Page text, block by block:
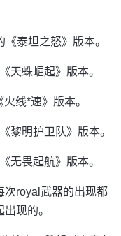
泰坦之怒》版本。
天蛛崛起》版本。
线*速》版本。
黎明护卫队》版本。
无畏起航》版本。
次royal武器的出现都
现的。